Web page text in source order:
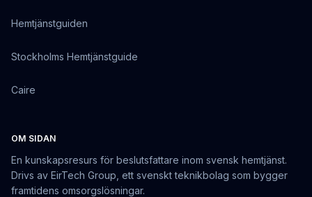
Hemtjänstguiden
Stockholms Hemtjänstguide
Caire
OM SIDAN
En kunskapsresurs för beslutsfattare inom svensk hemtjänst.
Drivs av EirTech Group, ett svenskt teknikbolag som bygger
framtidens omsorgslösningar.